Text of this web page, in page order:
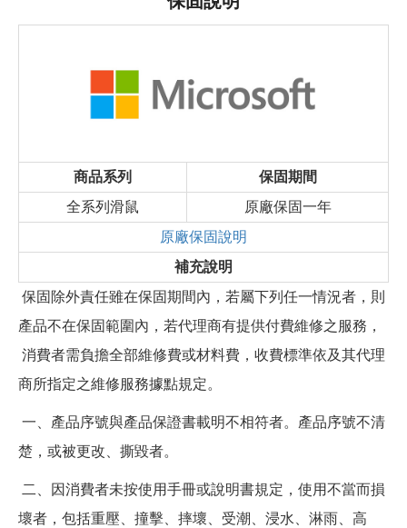
商品系列
保固期間
全系列滑鼠
原廠保固一年
原廠保固說明
補充說明
保固除外責任雖在保固期間內，若屬下列任一情況者，則
產品不在保固範圍內，若代理商有提供付費維修之服務，
消費者需負擔全部維修費或材料費，收費標準依及其代理
商所指定之維修服務據點規定。
一、產品序號與產品保證書載明不相符者。產品序號不清
楚，或被更改、撕毀者。
二、因消費者未按使用手冊或說明書規定，使用不當而損
壞者，包括重壓、撞擊、摔壞、受潮、浸水、淋雨、高